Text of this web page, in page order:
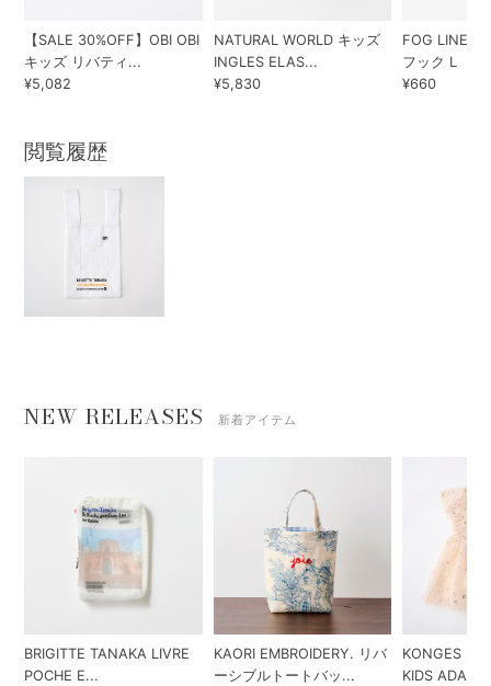
【SALE 30%OFF】OBI OBI
キッズ リバティ...
¥5,082
NATURAL WORLD キッズ
INGLES ELAS...
¥5,830
FOG LINEN
フック L
¥660
閲覧履歴
NEW RELEASES 新着アイテム
BRIGITTE TANAKA LIVRE
POCHE E...
KAORI EMBROIDERY. リバ
ーシブルトートバッ...
KONGES
KIDS ADA...